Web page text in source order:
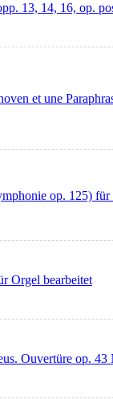
13, 14, 16, op.
et une
op. 125) für
Orgel bearbeitet
Ouvertüre op. 43